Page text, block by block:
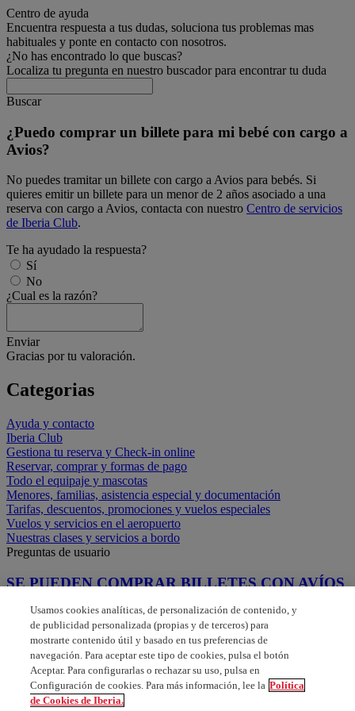
Centro de ayuda
Encuentra respuesta a tus dudas, soluciona tus problemas mas
habituales y ponte en contacto con nosotros.
¿No has encontrado lo que buscas?
Localiza tu pregunta en nuestro buscador para encontrar tu duda
Buscar
¿Puedo comprar un billete para mi bebé con cargo a
Avios?
No puedes tramitar un billete con cargo a Avios para bebés. Si
quieres emitir un billete para un menor de 2 años asociado a una
reserva con cargo a Avios, contacta con nuestro Centro de servicios
de Iberia Club.
Te ha ayudado la respuesta?
Sí
No
¿Cual es la razón?
Enviar
Gracias por tu valoración.
Categorias
Ayuda y contacto
Iberia Club
Gestiona tu reserva y Check-in online
Reservar, comprar y formas de pago
Todo el equipaje y mascotas
Menores, familias, asistencia especial y documentación
Tarifas, descuentos, promociones y vuelos especiales
Vuelos y servicios en el aeropuerto
Nuestras clases y servicios a bordo
Preguntas de usuario
SE PUEDEN COMPRAR BILLETES CON AVÍOS
Quiero pasar los puntos del billete a la tarjeta
puedo pagar con avios y dinero
PUEDO COMPRAR BILLETES CON AVÍOS
Usamos cookies analíticas, de personalización de contenido, y
de publicidad personalizada (propias y de terceros) para
mostrarte contenido útil y basado en tus preferencias de
navegación. Para aceptar este tipo de cookies, pulsa el botón
Aceptar. Para configurarlas o rechazar su uso, pulsa en
Configuración de cookies. Para más información, lee la Política
de Cookies de Iberia.